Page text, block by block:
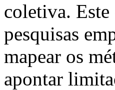
coletiva. Este
pesquisas
mapear os
apontar